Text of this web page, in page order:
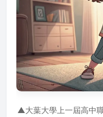
▲大葉大學上一屆高中